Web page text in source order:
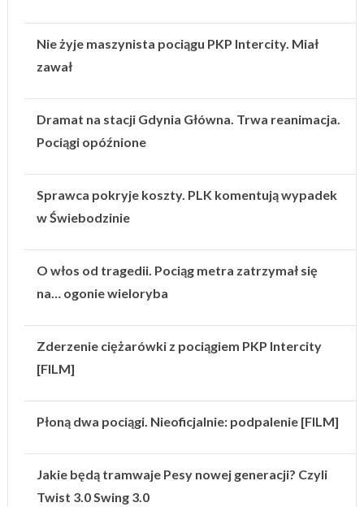
Nie żyje maszynista pociągu PKP Intercity. Miał
zawał
Dramat na stacji Gdynia Główna. Trwa reanimacja.
Pociągi opóźnione
Sprawca pokryje koszty. PLK komentują wypadek
w Świebodzinie
O włos od tragedii. Pociąg metra zatrzymał się
na… ogonie wieloryba
Zderzenie ciężarówki z pociągiem PKP Intercity
[FILM]
Płoną dwa pociągi. Nieoficjalnie: podpalenie [FILM]
Jakie będą tramwaje Pesy nowej generacji? Czyli
Twist 3.0 Swing 3.0